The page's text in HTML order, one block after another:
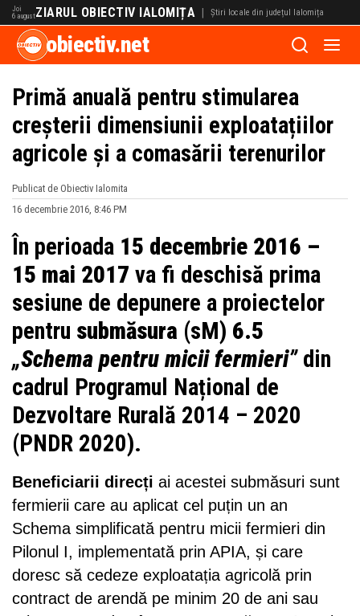
Joi
6 augustZIARUL OBIECTIV IALOMIȚA | Știri locale din județul Ialomița
obiectiv.net
Primă anuală pentru stimularea
creșterii dimensiunii exploatațiilor
agricole și a comasării terenurilor
Publicat de Obiectiv Ialomita
16 decembrie 2016, 8:46 PM
În perioada 15 decembrie 2016 –
15 mai 2017 va fi deschisă prima
sesiune de depunere a proiectelor
pentru submăsura (sM) 6.5
„Schema pentru micii fermieri”din
cadrul Programul Național de
Dezvoltare Rurală 2014 – 2020
(PNDR 2020).
Beneficiarii direcți ai acestei submăsuri sunt
fermierii care au aplicat cel puțin un an
Schema simplificată pentru micii fermieri din
Pilonul I, implementată prin APIA, și care
doresc să cedeze exploatația agricolă prin
contract de arendă pe minim 20 de ani sau